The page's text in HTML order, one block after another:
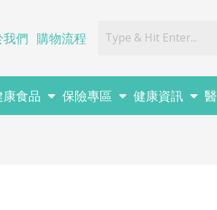
們 購物流程
康食品 保險專區 健康資訊